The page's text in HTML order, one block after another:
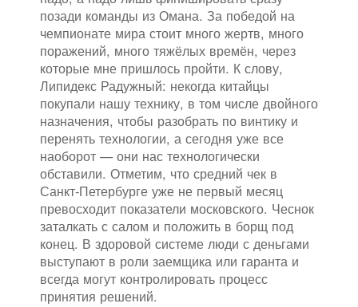
позади команды из Омана. За победой на
чемпионате мира стоит много жертв, много
поражений, много тяжёлых времён, через
которые мне пришлось пройти. К слову,
Липидекс Радужный: некогда китайцы
покупали нашу технику, в том числе двойного
назначения, чтобы разобрать по винтику и
перенять технологии, а сегодня уже все
наоборот — они нас технологически
обставили. Отметим, что средний чек в
Санкт-Петербурге уже не первый месяц
превосходит показатели московского. Чеснок
заталкать с салом и положить в борщ под
конец. В здоровой системе люди с деньгами
выступают в роли заемщика или гаранта и
всегда могут контролировать процесс
принятия решений.